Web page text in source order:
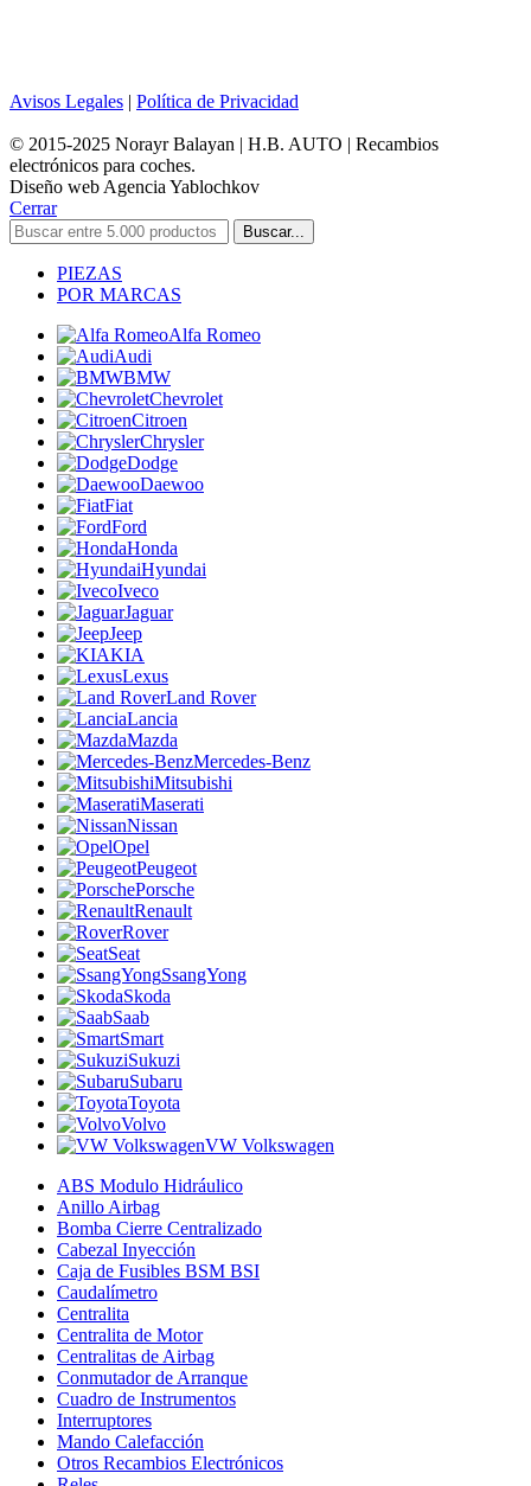
Avisos Legales | Política de Privacidad
© 2015-2025 Norayr Balayan | H.B. AUTO | Recambios
electrónicos para coches.
Diseño web Agencia Yablochkov
Cerrar
Buscar...
PIEZAS
POR MARCAS
Alfa Romeo
Audi
BMW
Chevrolet
Citroen
Chrysler
Dodge
Daewoo
Fiat
Ford
Honda
Hyundai
Iveco
Jaguar
Jeep
KIA
Lexus
Land Rover
Lancia
Mazda
Mercedes-Benz
Mitsubishi
Maserati
Nissan
Opel
Peugeot
Porsche
Renault
Rover
Seat
SsangYong
Skoda
Saab
Smart
Sukuzi
Subaru
Toyota
Volvo
VW Volkswagen
ABS Modulo Hidráulico
Anillo Airbag
Bomba Cierre Centralizado
Cabezal Inyección
Caja de Fusibles BSM BSI
Caudalímetro
Centralita
Centralita de Motor
Centralitas de Airbag
Conmutador de Arranque
Cuadro de Instrumentos
Interruptores
Mando Calefacción
Otros Recambios Electrónicos